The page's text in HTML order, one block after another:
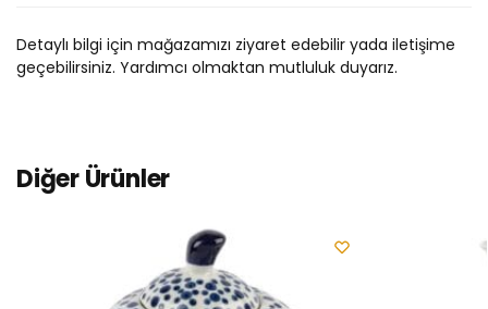
Detaylı bilgi için mağazamızı ziyaret edebilir yada iletişime
geçebilirsiniz. Yardımcı olmaktan mutluluk duyarız.
Diğer Ürünler